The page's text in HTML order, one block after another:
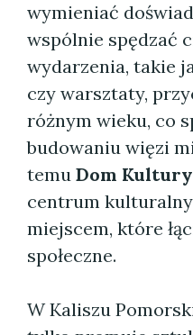
wymieniać
wspólnie spędzać
wydarzenia, takie
czy warsztaty,
różnym wieku, co
budowaniu więzi
temu Dom Kultury
centrum
miejscem, które
społeczne.
W Kaliszu